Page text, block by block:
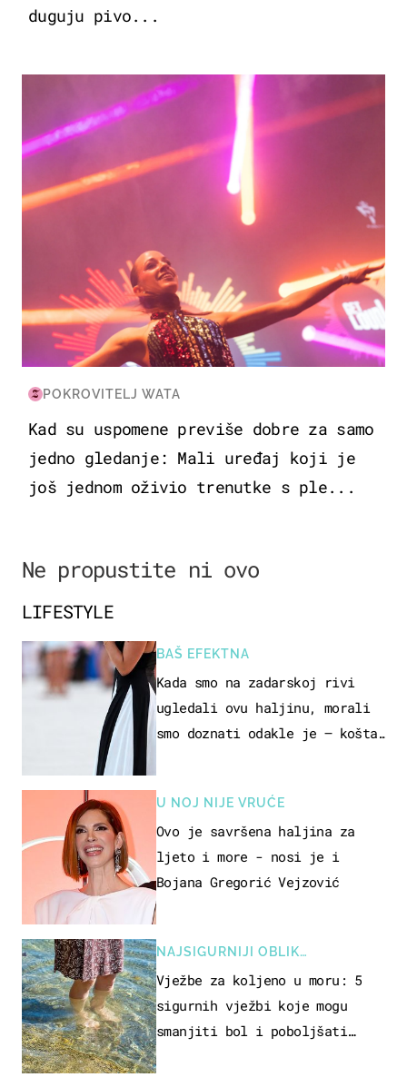
duguju pivo...
KULTURA & ZABAVA
POKROVITELJ WATA
Kad su uspomene previše dobre za samo
jedno gledanje: Mali uređaj koji je
još jednom oživio trenutke s ple...
Ne propustite ni ovo
LIFESTYLE
BAŠ EFEKTNA
Kada smo na zadarskoj rivi
ugledali ovu haljinu, morali
smo doznati odakle je – košta
U NOJ NIJE VRUĆE
Ovo je savršena haljina za
ljeto i more - nosi je i
Bojana Gregorić Vejzović
NAJSIGURNIJI OBLIK
REKREACIJE
Vježbe za koljeno u moru: 5
sigurnih vježbi koje mogu
smanjiti bol i poboljšati